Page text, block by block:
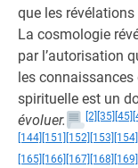
que les
La cosmologie
par l’autorisation
les connaissances
spirituelle est un
évoluer.
[2] [35] [45]
[144] [151] [152] [153] [154]
[165] [166] [167] [168] [169]